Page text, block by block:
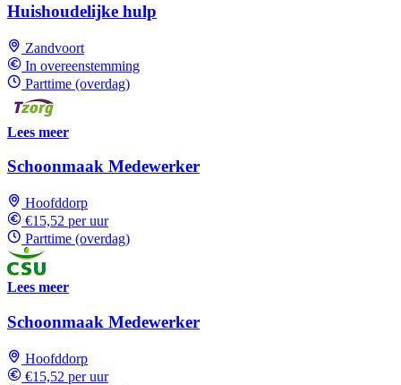
Huishoudelijke hulp
Zandvoort
In overeenstemming
Parttime (overdag)
Lees meer
Schoonmaak Medewerker
Hoofddorp
€15,52 per uur
Parttime (overdag)
Lees meer
Schoonmaak Medewerker
Hoofddorp
€15,52 per uur